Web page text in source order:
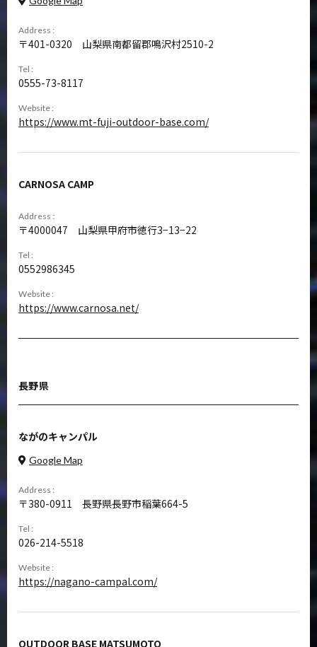
Address :
401-0320 山梨県南都留郡鳴沢村2510-2
Tel :
0555-73-8117
Website :
https://www.mt-fuji-outdoor-base.com/
CARNOSA CAMP
Address :
4000047 山梨県甲府市徳行3−13−22
Tel :
0552986345
Website :
https://www.carnosa.net/
長野県
ながのキャンパル
Google Map
Address :
380-0911 長野県長野市稲葉664-5
Tel :
026-214-5518
Website :
https://nagano-campal.com/
OUTDOOR BASE MATSUMOTO